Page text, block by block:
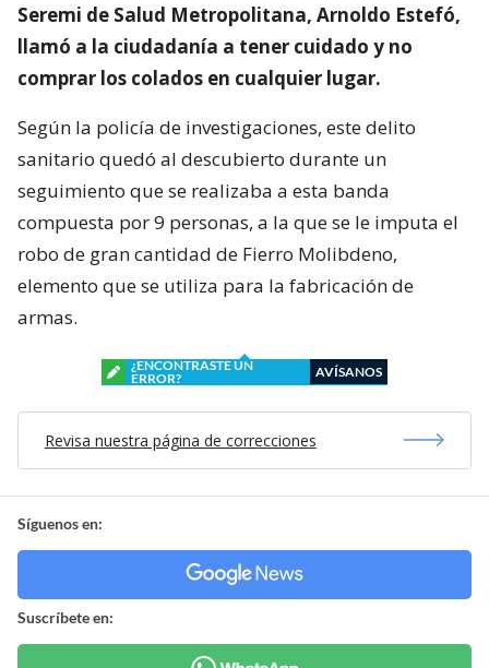
Seremi de Salud Metropolitana, Arnoldo Estefó,
llamó a la ciudadanía a tener cuidado y no
comprar los colados en cualquier lugar.
Según la policía de investigaciones, este delito
sanitario quedó al descubierto durante un
seguimiento que se realizaba a esta banda
compuesta por 9 personas, a la que se le imputa el
robo de gran cantidad de Fierro Molibdeno,
elemento que se utiliza para la fabricación de
armas.
¿ENCONTRASTE UN
ERROR?
AVÍSANOS
Revisa nuestra página de correcciones
Síguenos en:
Suscríbete en: